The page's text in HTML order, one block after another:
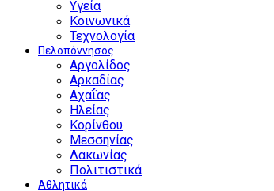
Υγεία
Κοινωνικά
Τεχνολογία
Πελοπόννησος
Αργολίδος
Αρκαδίας
Αχαΐας
Ηλείας
Κορίνθου
Μεσσηνίας
Λακωνίας
Πολιτιστικά
Αθλητικά